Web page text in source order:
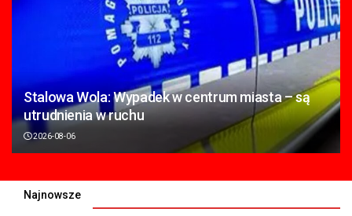
Stalowa Wola: Wypadek w centrum miasta – są
utrudnienia w ruchu
2026-08-06
Najnowsze